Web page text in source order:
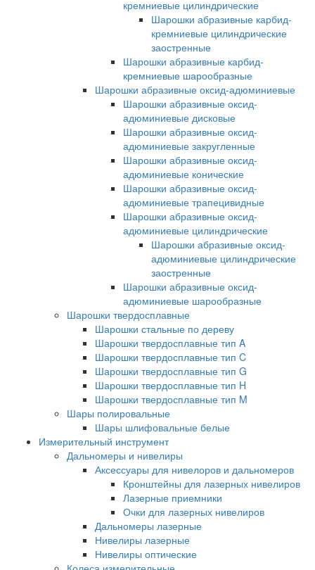
кремниевые цилиндрические
Шарошки абразивные карбид-
кремниевые цилиндрические
заостренные
Шарошки абразивные карбид-
кремниевые шарообразные
Шарошки абразивные оксид-адюминиевые
Шарошки абразивные оксид-
адюминиевые дисковые
Шарошки абразивные оксид-
адюминиевые закругленные
Шарошки абразивные оксид-
адюминиевые конические
Шарошки абразивные оксид-
адюминиевые трапецивидные
Шарошки абразивные оксид-
адюминиевые цилиндрические
Шарошки абразивные оксид-
адюминиевые цилиндрические
заостренные
Шарошки абразивные оксид-
адюминиевые шарообразные
Шарошки твердосплавные
Шарошки стальные по дереву
Шарошки твердосплавные тип A
Шарошки твердосплавные тип C
Шарошки твердосплавные тип G
Шарошки твердосплавные тип H
Шарошки твердосплавные тип M
Шары полировальные
Шары шлифовальные белые
Измерительный инструмент
Дальномеры и нивелиры
Аксессуары для нивелоров и дальномеров
Кронштейны для лазерных нивелиров
Лазерные приемники
Очки для лазерных нивелиров
Дальномеры лазерные
Нивелиры лазерные
Нивелиры оптические